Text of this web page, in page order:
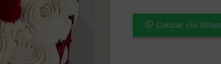
Torta
Cotizar vía